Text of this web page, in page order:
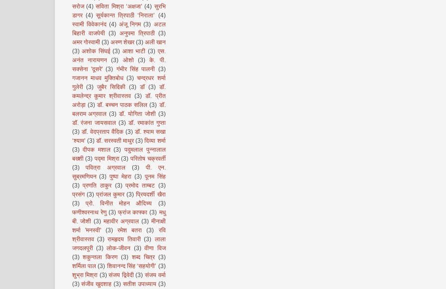
सरोज (4) सविता मिश्रा ‘अक्षजा’ (4) सुरभि
डागर (4) सूर्यकान्त त्रिपाठी ‘निराला’ (4)
स्वामी विवेकानंद (4) अंजू निगम (3) अटल
बिहारी वाजपेयी (3) अनुपमा त्रिपाठी (3)
अमर गोस्वामी (3) अरुण शेखर (3) अली खान
(3) अशोक सिंघई (3) आशा भाटी (3) एस.
अनंत नारायणन (3) ओशो (3) के. पी.
सक्सेना 'दूसरे' (3) गंभीर सिंह पालनी (3)
गजानन माधव मुक्तिबोध (3) चन्द्रधर शर्मा
गुलेरी (3) जुबैर सिद्दिकी (3) डॉ (3) डॉ.
कमलेन्द्र कुमार श्रीवास्तव (3) डॉ. प्रीत
अरोड़ा (3) डॉ. बच्चन पाठक सलिल (3) डॉ.
बलराम अग्रवाल (3) डॉ. योगिता जोशी (3)
डॉ. रंजना जायसवाल (3) डॉ. रमाकांत गुप्ता
(3) डॉ. वेदप्रताप वैदिक (3) डॉ. श्याम सखा
‘श्याम’ (3) डॉ. सरस्वती माथुर (3) दिव्या शर्मा
(3) दीपक मशाल (3) पदुमलाल पुन्नालाल
बख्शी (3) पद्मा मिश्रा (3) परितोष चक्रवर्ती
(3)
पवित्रा अग्रवाल (3)
पी. एन.
सुब्रमणियन (3) पुष्पा मेहरा (3) पूनम सिंह
(3) प्रणति ठाकुर (3) प्रमोद ताम्बट (3)
प्रसंग (3) प्रांजल कुमार (3) प्रियदर्शी खैरा
(3)
प्रो. विनीत मोहन औदिच्य
(3)
फणीश्वरनाथ रेणु (3) फ्रांज काफ्का (3) मधु
बी. जोशी (3) महावीर अग्रवाल (3) मीनाक्षी
शर्मा 'मनस्वी'
(3) रमेश बतरा (3)
रवि
श्रीवास्तव (3) रामहृदय तिवारी (3) लाला
जगदलपुरी (3) लोक-जीवन (3) वीणा विज
(3) शकुन्तला किरण (3) शब्द चित्र (3)
शर्मिला पाल (3) शिवानन्द सिंह ‘सहयोगी’ (3)
शुभ्रा मिश्रा (3) संजय द्विवेदी (3) संजय वर्मा
(3) संजीव खुदशाह (3) सतीश उपाध्याय (3)